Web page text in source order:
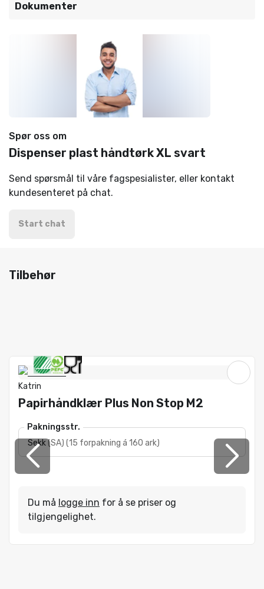
Dokumenter
Spør oss om
Dispenser plast håndtørk XL svart
Send spørsmål til våre fagspesialister, eller kontakt
kundesenteret på chat.
Start chat
Tilbehør
Katrin
Papirhåndklær Plus Non Stop M2
Pakningsstr.
Sekk(SA) (15 forpakning á 160 ark)
Du må logge inn for å se priser og
tilgjengelighet.